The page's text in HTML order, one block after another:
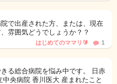
で出産された方、または、現在
雰囲気どうでしょうか？？
はじめてのママリ🔰 1
る総合病院を悩み中です。 日赤
央病院 香川医大 産まれたこと